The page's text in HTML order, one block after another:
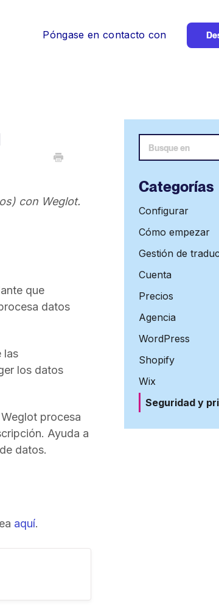
Póngase en contacto con
con Weglot.
que
datos
las
los datos
procesa
Ayuda a
datos.
aquí.
Categorías
Configurar
Cómo empezar
Gestión de
Cuenta
Precios
Agencia
WordPress
Shopify
Wix
Seguridad y